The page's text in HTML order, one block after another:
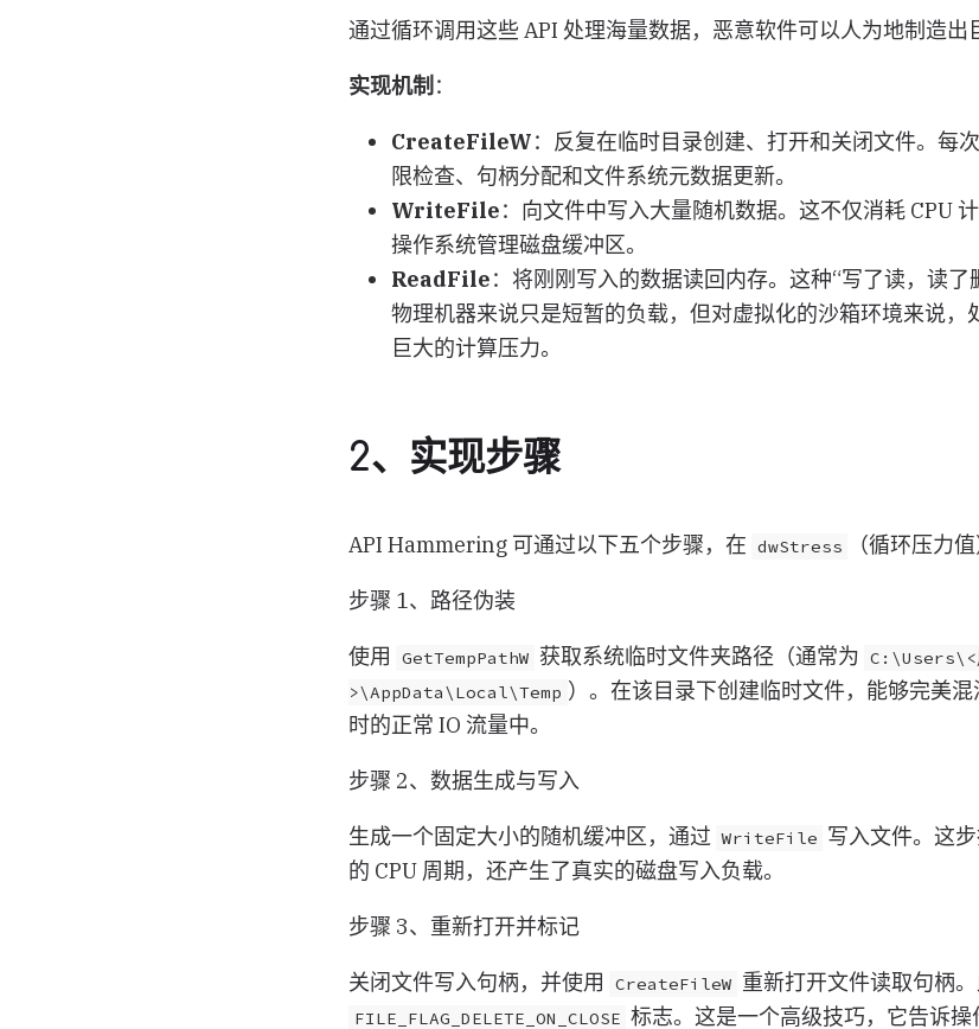
通过循环调用这些 API 处理海量数据，恶意软件可以人为地制造出
实现机制 ：
CreateFileW：反复在临时目录创建、打开和关闭文件。每
限检查、句柄分配和文件系统元数据更新。
WriteFile：向文件中写入大量随机数据。这不仅消耗 CPU
操作系统管理磁盘缓冲区。
ReadFile：将刚刚写入的数据读回内存。这种“写了读，读
物理机器来说只是短暂的负载，但对虚拟化的沙箱环境来说，
巨大的计算压力。
2、实现步骤
API Hammering 可通过以下五个步骤，在 dwStress （循环压力
步骤 1、路径伪装
使用 GetTempPathW 获取系统临时文件夹路径（通常为 C:\Users\<
>\AppData\Local\Temp ）。在该目录下创建临时文件，能够完美
时的正常 IO 流量中。
步骤 2、数据生成与写入
生成一个固定大小的随机缓冲区，通过 WriteFile 写入文件。这
的 CPU 周期，还产生了真实的磁盘写入负载。
步骤 3、重新打开并标记
关闭文件写入句柄，并使用 CreateFileW 重新打开文件读取句柄
FILE_FLAG_DELETE_ON_CLOSE 标志。这是一个高级技巧，它告诉